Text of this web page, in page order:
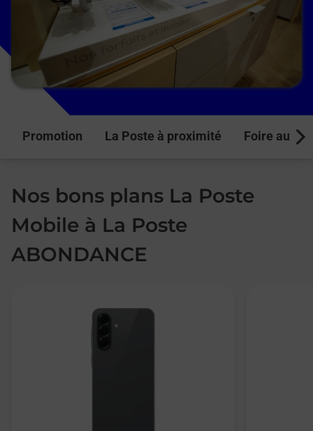
Promotion La Poste à proximité Foire aux
Nos bons plans La Poste
Mobile à La Poste
ABONDANCE